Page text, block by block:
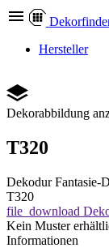
Dekor
Hersteller
Dekorabbildung
T320
Dekodur Fantasie-
T320
file_download
Kein Muster
Informationen